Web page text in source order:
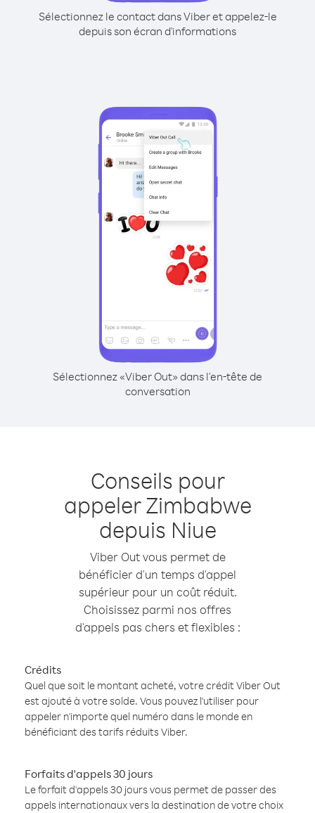
Sélectionnez le contact dans Viber et appelez-le
depuis son écran d'informations
Sélectionnez «Viber Out» dans l'en-tête de
conversation
Conseils pour
appeler Zimbabwe
depuis Niue
Viber Out vous permet de
bénéficier d'un temps d'appel
supérieur pour un coût réduit.
Choisissez parmi nos offres
d'appels pas chers et flexibles :
Crédits
Quel que soit le montant acheté, votre crédit Viber Out
est ajouté à votre solde. Vous pouvez l'utiliser pour
appeler n'importe quel numéro dans le monde en
bénéficiant des tarifs réduits Viber.
Forfaits d'appels 30 jours
Le forfait d'appels 30 jours vous permet de passer des
appels internationaux vers la destination de votre choix